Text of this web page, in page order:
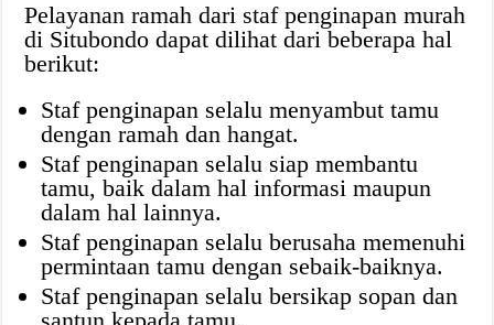
Pelayanan ramah dari staf penginapan murah
di Situbondo dapat dilihat dari beberapa hal
berikut:
Staf penginapan selalu menyambut tamu
dengan ramah dan hangat.
Staf penginapan selalu siap membantu
tamu, baik dalam hal informasi maupun
dalam hal lainnya.
Staf penginapan selalu berusaha memenuhi
permintaan tamu dengan sebaik-baiknya.
Staf penginapan selalu bersikap sopan dan